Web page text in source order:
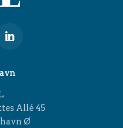
Allé 45
Ø